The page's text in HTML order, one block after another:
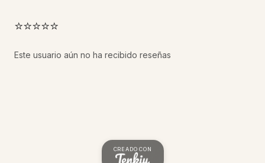
⭐⭐⭐⭐⭐
Este usuario aún no ha recibido reseñas
CREADO CON